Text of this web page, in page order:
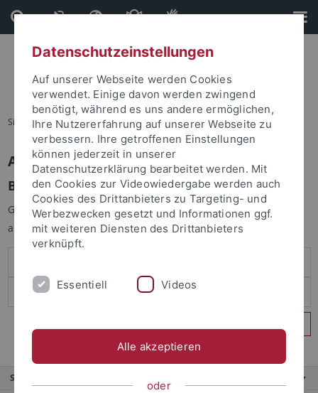
Direkt
zum
Inhalt
Direkt
zur
Fußleiste
Sie sind hier: Startseite
Anmelden
Benutzeranmeldung
Geben Sie Ihren Benutzernamen und Ihr Passwort an um sich
anzumelden:
Service
Datenschutzeinstellungen
Auf unserer Webseite werden Cookies
verwendet. Einige davon werden zwingend
benötigt, während es uns andere ermöglichen,
Ihre Nutzererfahrung auf unserer Webseite zu
verbessern. Ihre getroffenen Einstellungen
können jederzeit in unserer
Datenschutzerklärung bearbeitet werden. Mit
den Cookies zur Videowiedergabe werden auch
Cookies des Drittanbieters zu Targeting- und
Werbezwecken gesetzt und Informationen ggf.
mit weiteren Diensten des Drittanbieters
verknüpft.
Essentiell Videos
Alle akzeptieren
oder